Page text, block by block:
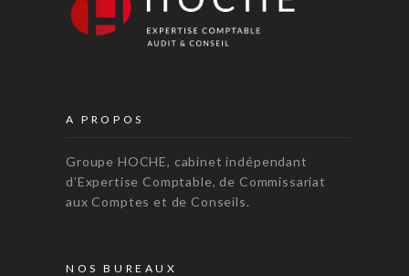
A PROPOS
Groupe HOCHE, cabinet indépendant
d’Expertise Comptable, de Commissariat
aux Comptes et de Conseils.
NOS BUREAUX